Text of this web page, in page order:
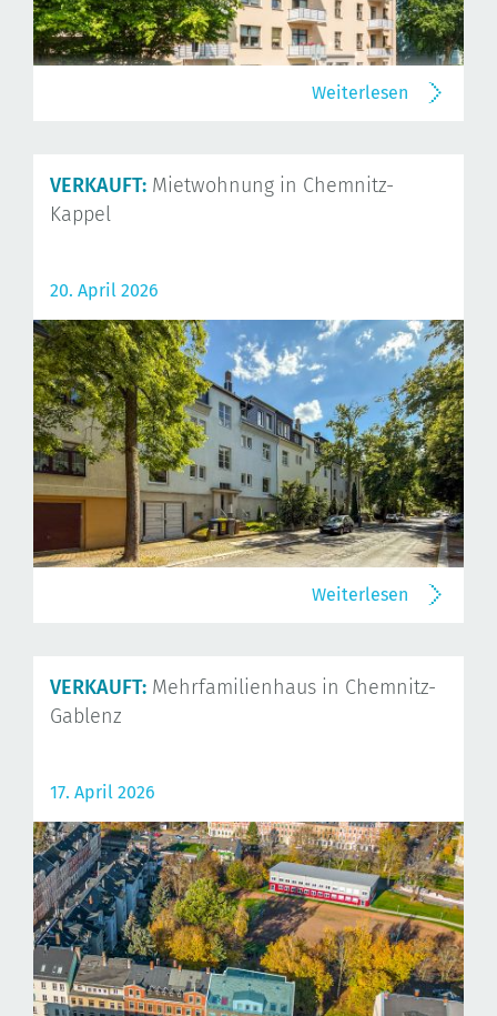
Weiterlesen
VERKAUFT: Mietwohnung in Chemnitz-
Kappel
20. April 2026
Weiterlesen
VERKAUFT: Mehrfamilienhaus in Chemnitz-
Gablenz
17. April 2026